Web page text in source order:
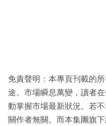
免責聲明：本專頁刊載的
途。市場瞬息萬變，讀者
動掌握市場最新狀況。若
關作者無關。而本集團旗